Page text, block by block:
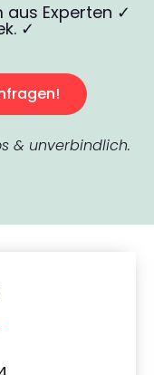
Experten ✓
✓
& unverbindlich.